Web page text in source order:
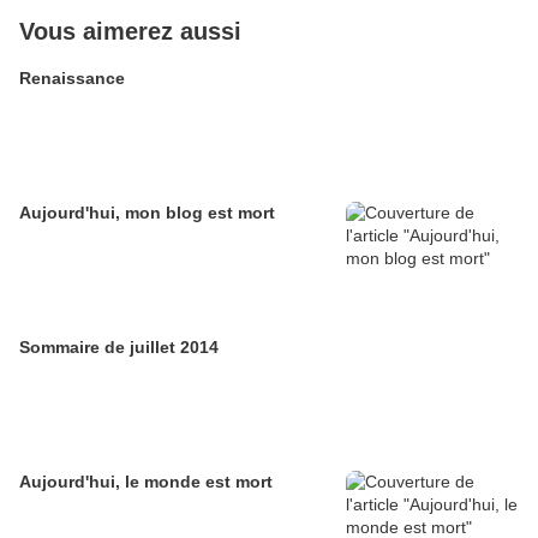
Vous aimerez aussi
Renaissance
Aujourd'hui, mon blog est mort
Sommaire de juillet 2014
Aujourd'hui, le monde est mort